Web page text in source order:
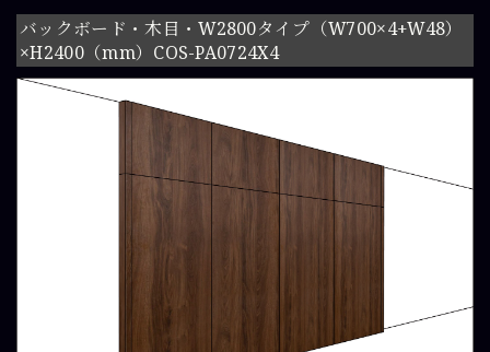
バックボード・木目・W2800タイプ（W700×4+W48）
×H2400（mm）COS-PA0724X4